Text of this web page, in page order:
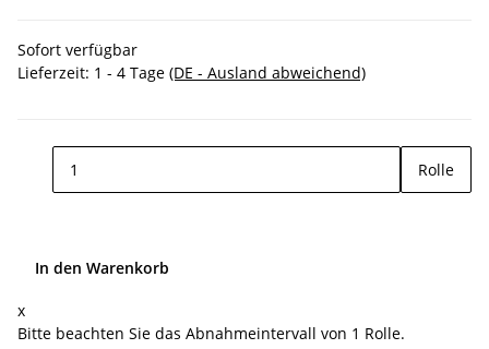
Sofort verfügbar
Lieferzeit: 1 - 4 Tage (DE - Ausland abweichend)
Rolle
In den Warenkorb
x
Bitte beachten Sie das Abnahmeintervall von 1 Rolle.